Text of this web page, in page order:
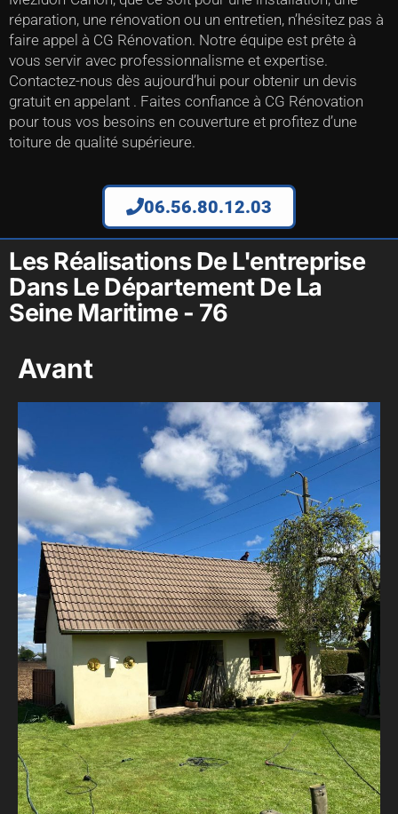
réparation, une rénovation ou un entretien, n’hésitez pas à
faire appel à CG Rénovation. Notre équipe est prête à
vous servir avec professionnalisme et expertise.
Contactez-nous dès aujourd’hui pour obtenir un devis
gratuit en appelant . Faites confiance à CG Rénovation
pour tous vos besoins en couverture et profitez d’une
toiture de qualité supérieure.
06.56.80.12.03
Les Réalisations De L'entreprise
Dans Le Département De La
Seine Maritime - 76
Avant